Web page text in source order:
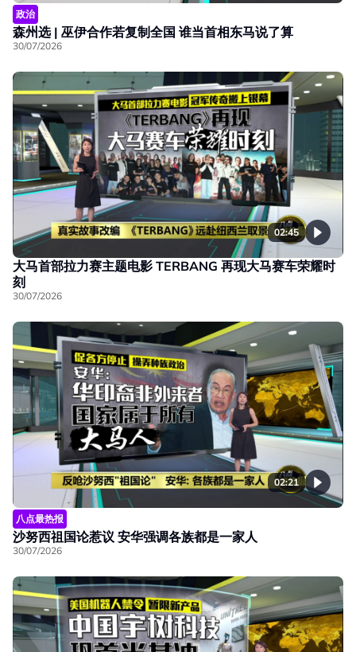
政治
森州选 | 巫伊合作若复制全国 谁当首相东马说了算
30/07/2026
02:45
大马首部拉力赛主题电影 TERBANG 再现大马赛车荣耀时
刻
30/07/2026
02:21
八点最热报
沙努西祖国论惹议 安华强调各族都是一家人
30/07/2026